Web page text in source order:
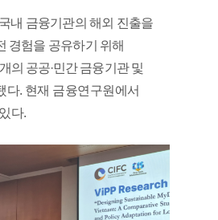
내 금융기관의 해외 진출을
경험을 공유하기 위해
의 공공·민간 금융기관 및
다. 현재 금융연구원에서
다.